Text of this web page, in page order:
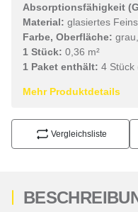
Absorptionsfähigkeit
Material: glasiertes
Farbe, Oberfläche:
1 Stück: 0,36 m²
1 Paket enthält: 4 Stück
Mehr Produktdetails
Vergleichsliste